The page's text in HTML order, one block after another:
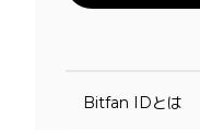
Bitfan IDとは